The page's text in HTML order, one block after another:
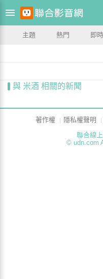
主題 熱門 即時
與 米酒 相關的新聞
著作權 隱私權聲明
聯合線
© udn.com